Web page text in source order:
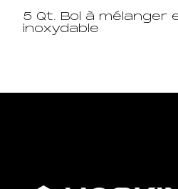
5 Qt. Bol à mélanger
inoxydable